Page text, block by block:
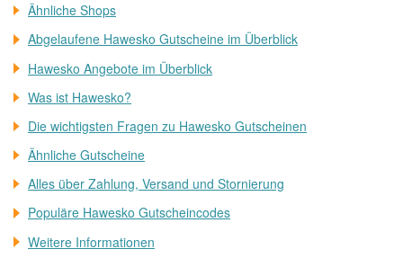
Ähnliche Shops
Abgelaufene Hawesko Gutscheine im Überblick
Hawesko Angebote im Überblick
Was ist Hawesko?
Die wichtigsten Fragen zu Hawesko Gutscheinen
Ähnliche Gutscheine
Alles über Zahlung, Versand und Stornierung
Populäre Hawesko Gutscheincodes
Weitere Informationen